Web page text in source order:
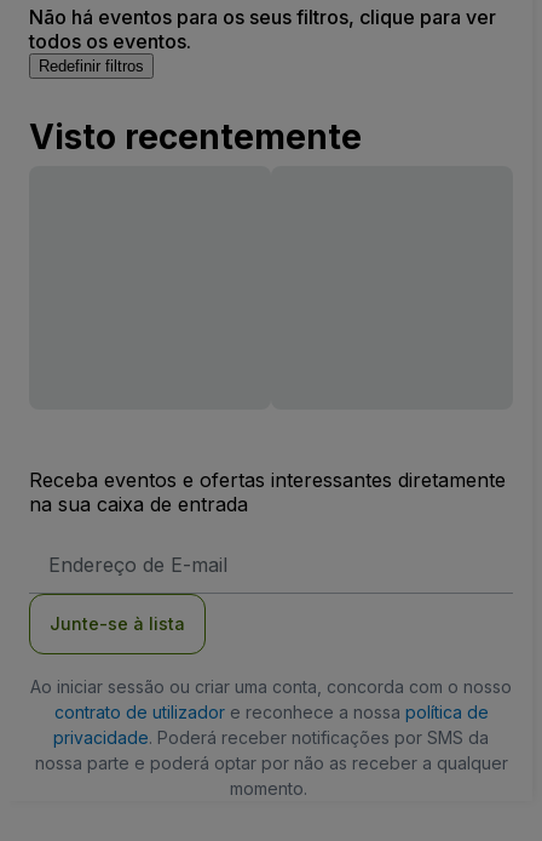
Não há eventos para os seus filtros, clique para ver
todos os eventos.
Redefinir filtros
Visto recentemente
Receba eventos e ofertas interessantes diretamente
na sua caixa de entrada
de
Junte-se à lista
Ao iniciar sessão ou criar uma conta, concorda com o nosso
contrato de utilizadore reconhece a nossa política de
privacidade. Poderá receber notificações por SMS da
nossa parte e poderá optar por não as receber a qualquer
momento.